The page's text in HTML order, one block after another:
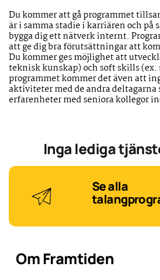
Du kommer att gå programmet
är i samma stadie i karriären och på
bygga dig ett nätverk internt.
att ge dig bra förutsättningar att
Du kommer ges möjlighet att
teknisk kunskap) och soft skills
programmet kommer det även att
aktiviteter med de andra
erfarenheter med seniora kollegor
Inga lediga
Se alla
Om Framtiden